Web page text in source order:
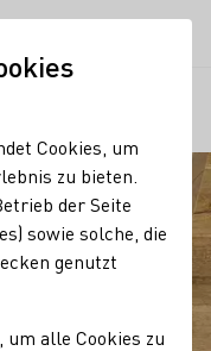
Cookies, um
zu bieten.
der Seite
sowie solche, die
genutzt
alle Cookies zu